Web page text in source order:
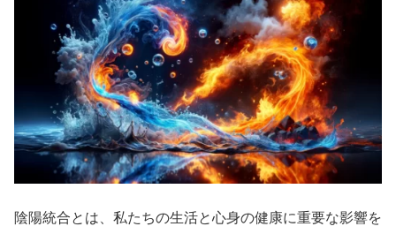
陰陽統合とは、私たちの生活と心身の健康に重要な影響を